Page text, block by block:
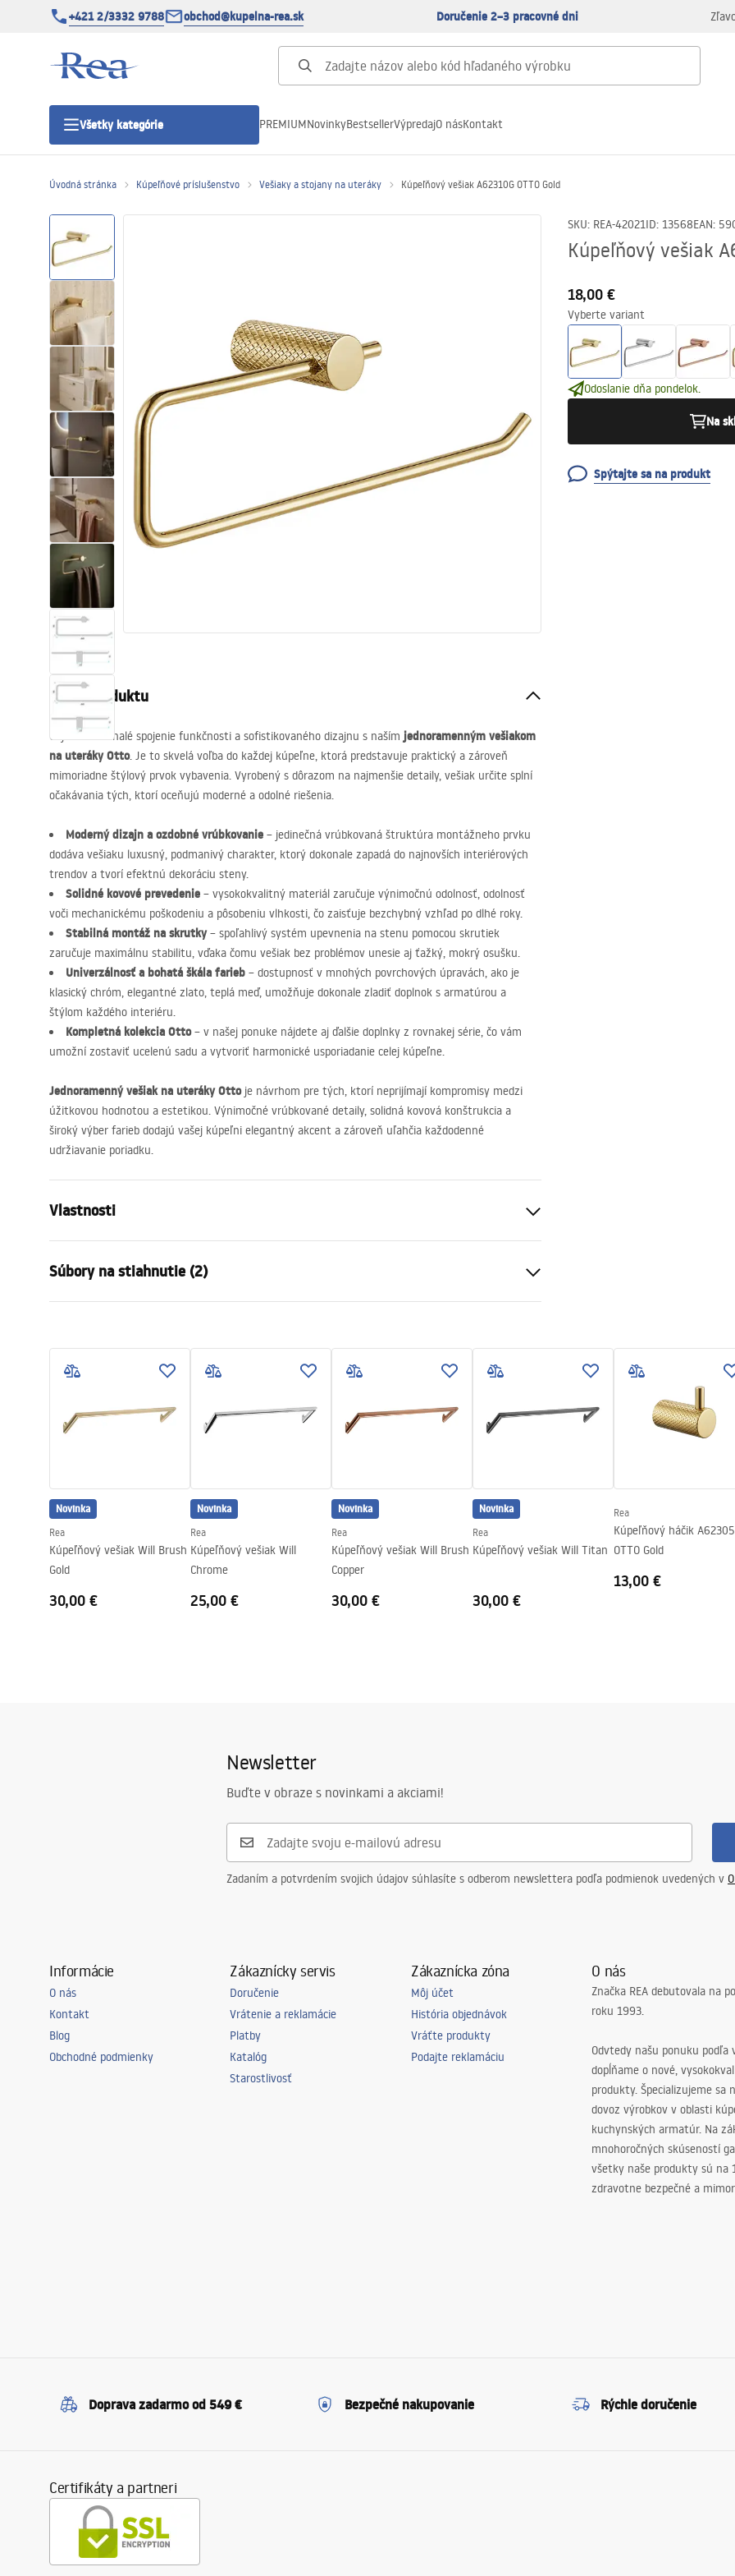
+421 2/3332 9788 obchod@kupelna-rea.sk Doručenie 2–3 pracovné dni
Všetky kategórie
Sprchové dvere
Sprchové žľaby
Sanitárna keramika
Umývadlá
Vaňa so zástenou
Batérie
Sprchy
PREMIUMNovinkyBestsellerVýpredajO násKontakt
Úvodná stránka Kúpeľňové príslušenstvo Vešiaky a stojany na uteráky Kúpeľňový vešiak A62310G OTTO Gold
SKU: REA-42021ID: 13568EAN:
Kúpeľňový vešiak
18,00 €
Vyberte variant
Odoslanie dňa pondelok.
Na
Spýtajte sa na produkt
Popis produktu
Objavte dokonalé spojenie funkčnosti a sofistikovaného dizajnu s naším jednoramenným vešiakom
na uteráky Otto. Je to skvelá voľba do každej kúpeľne, ktorá predstavuje praktický a zároveň
mimoriadne štýlový prvok vybavenia. Vyrobený s dôrazom na najmenšie detaily, vešiak určite splní
očakávania tých, ktorí oceňujú moderné a odolné riešenia.
Moderný dizajn a ozdobné vrúbkovanie – jedinečná vrúbkovaná štruktúra montážneho prvku
dodáva vešiaku luxusný, podmanivý charakter, ktorý dokonale zapadá do najnovších interiérových
trendov a tvorí efektnú dekoráciu steny.
Solidné kovové prevedenie – vysokokvalitný materiál zaručuje výnimočnú odolnosť, odolnosť
voči mechanickému poškodeniu a pôsobeniu vlhkosti, čo zaisťuje bezchybný vzhľad po dlhé roky.
Stabilná montáž na skrutky– spoľahlivý systém upevnenia na stenu pomocou skrutiek
zaručuje maximálnu stabilitu, vďaka čomu vešiak bez problémov unesie aj ťažký, mokrý osušku.
Univerzálnosť a bohatá škála farieb – dostupnosť v mnohých povrchových úpravách, ako je
klasický chróm, elegantné zlato, teplá meď, umožňuje dokonale zladiť doplnok s armatúrou a
štýlom každého interiéru.
Kompletná kolekcia Otto– v našej ponuke nájdete aj ďalšie doplnky z rovnakej série, čo vám
umožní zostaviť ucelenú sadu a vytvoriť harmonické usporiadanie celej kúpeľne.
Jednoramenný vešiak na uteráky Ottoje návrhom pre tých, ktorí neprijímají kompromisy medzi
úžitkovou hodnotou a estetikou. Výnimočné vrúbkované detaily, solidná kovová konštrukcia a
široký výber farieb dodajú vašej kúpeľni elegantný akcent a zároveň uľahčia každodenné
udržiavanie poriadku.
Vlastnosti
Materiál
Spôsob montáže
Skrutkovací
Séria
Otto
Záruka
24 mesiacov
Súbory na stiahnutie (2)
Warranty_Terms_and_Conditions_
Accessories_-_24.pdf
Safety_Information_Accessories.pd
Novinka
Rea
Kúpeľňový vešiak Will Brush
Gold
30,00 €
Novinka
Rea
Kúpeľňový vešiak Will
Chrome
25,00 €
Novinka
Rea
Kúpeľňový vešiak Will Brush
Copper
30,00 €
Novinka
Rea
Kúpeľňový vešiak Will Titan
30,00 €
Rea
Kúpeľňový háčik
OTTO Gold
13,00 €
Newsletter
Buďte v obraze s novinkami a akciami!
Zadaním a potvrdením svojich údajov súhlasíte s odberom newslettera podľa podmienok uvedených v
Informácie
O nás
Kontakt
Blog
Obchodné podmienky
Zákaznícky servis
Doručenie
Vrátenie a reklamácie
Platby
Katalóg
Starostlivosť
Zákaznícka zóna
Môj účet
História objednávok
Vráťte produkty
Podajte reklamáciu
O nás
Značka REA debutovala na
roku 1993.
Odvtedy našu ponuku podľa
dopĺňame o nové,
produkty. Špecializujeme sa
dovoz výrobkov v oblasti
kuchynských armatúr. Na
mnohoročných skúseností
všetky naše produkty sú na
zdravotne bezpečné a
Doprava zadarmo od 549 € Bezpečné nakupovanie Rýchle doručenie
Certifikáty a partneri